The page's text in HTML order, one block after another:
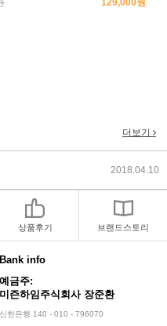
더보기
2018.04.10
2017.03.06
상품후기 브랜드스토리
Bank info
예금주:
미즌하임주식회사 장준환
신한은행 140 - 010 - 796070